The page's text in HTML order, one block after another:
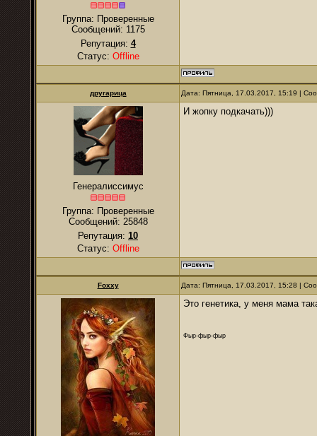
Группа: Проверенные
Сообщений: 1175
Репутация: 4
Статус: Offline
другарица Дата: Пятница, 17.03.2017, 15:19 |
Генералиссимус
Группа: Проверенные
Сообщений: 25848
Репутация: 10
Статус: Offline
И жопку подкачать)))
Foxxy Дата: Пятница, 17.03.2017, 15:28 |
Это генетика, у меня мама
Фыр-фыр-фыр